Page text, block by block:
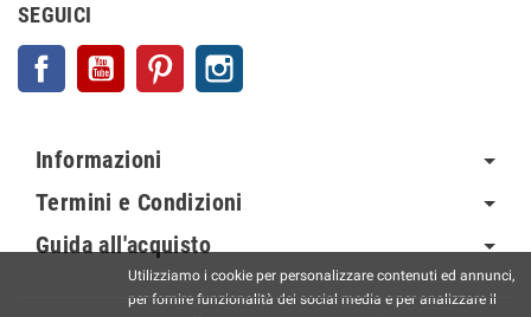
SEGUICI
Facebook YouTube Pinterest
Informazioni
Termini e Condizioni
Guida all'acquisto
Utilizziamo i cookie per personalizzare contenuti ed annunci,
per fornire funzionalità dei social media e per analizzare il